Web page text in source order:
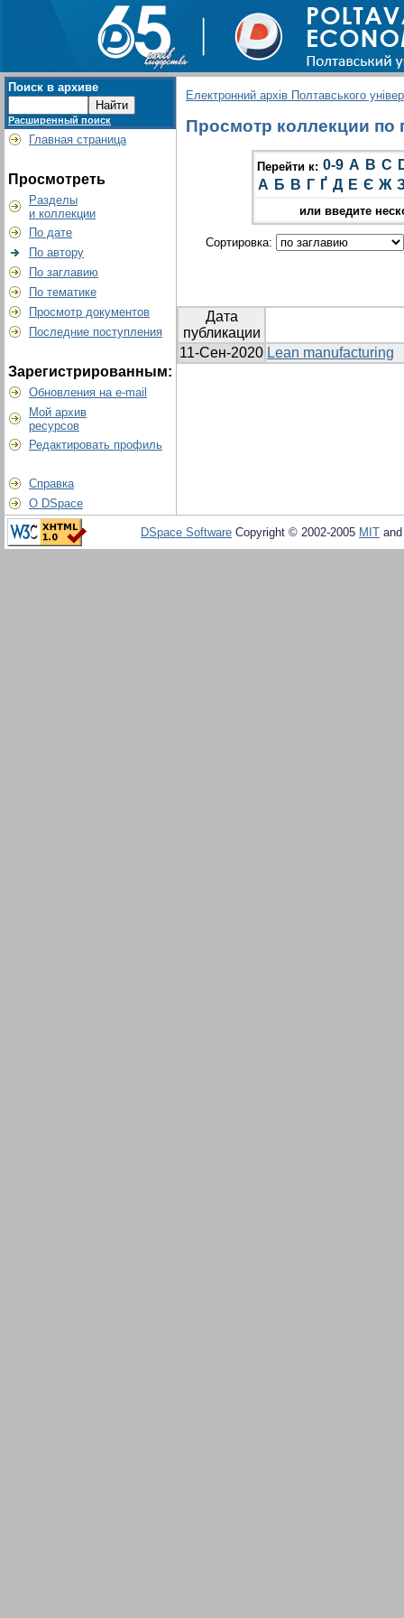
Поиск в архиве
Расширенный поиск
Главная страница
Просмотреть
Разделы
и коллекции
По дате
По автору
По заглавию
По тематике
Просмотр документов
Последние поступления
Зарегистрированным:
Обновления на e-mail
Мой архив
ресурсов
Редактировать профиль
Справка
О DSpace
Електронний архів Полтавського
Просмотр коллекции по
Перейти к: 0-9 A B C
А Б В Г Ґ Д Е Є Ж
или введите
Сортировка:
Дата
публикации
11-Сен-2020 Lean manufacturing
DSpace Software Copyright © 2002-2005 MIT